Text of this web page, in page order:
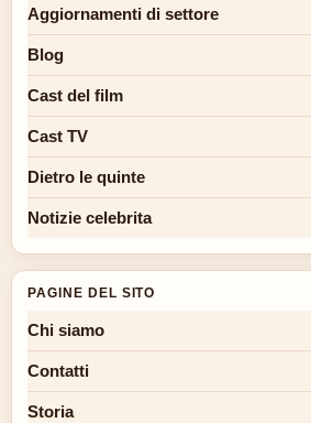
Aggiornamenti di settore
Blog
Cast del film
Cast TV
Dietro le quinte
Notizie celebrita
PAGINE DEL SITO
Chi siamo
Contatti
Storia